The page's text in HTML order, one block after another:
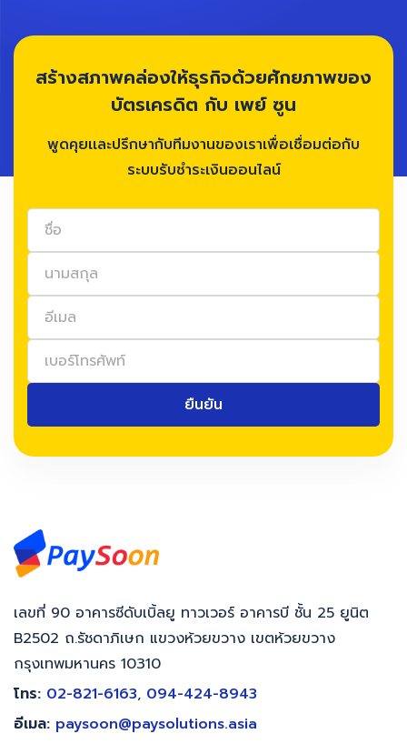
สร้างสภาพคล่องให้ธุรกิจด้วยศักยภาพของ
บัตรเครดิต กับ เพย์ ซูน
พูดคุยเเละปรึกษากับทีมงานของเราเพื่อเชื่อมต่อกับ
ระบบรับชำระเงินออนไลน์
ยืนยัน
เลขที่ 90 อาคารซีดับเบิ้ลยู ทาวเวอร์ อาคารบี ชั้น 25 ยูนิต
B2502 ถ.รัชดาภิเษก แขวงห้วยขวาง เขตห้วยขวาง
กรุงเทพมหานคร 10310
โทร: 02-821-6163, 094-424-8943
อีเมล: paysoon@paysolutions.asia